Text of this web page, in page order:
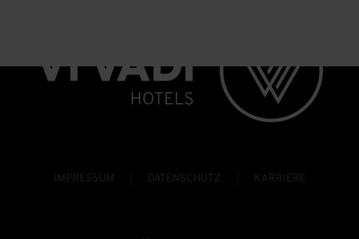
IMPRESSUM DATENSCHUTZ KARRIERE